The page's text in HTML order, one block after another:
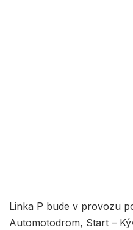
Linka P bude v provozu
Automotodrom, Start –